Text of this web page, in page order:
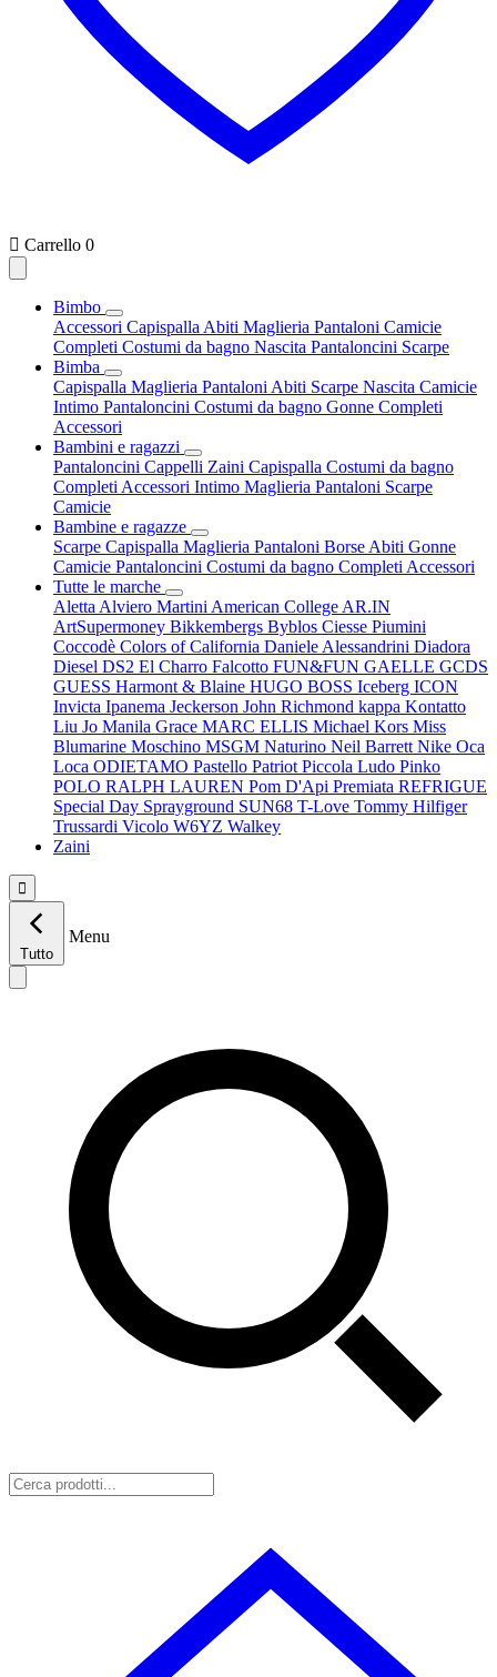
 Carrello 0
Bimbo
Accessori Capispalla Abiti Maglieria Pantaloni Camicie
Completi Costumi da bagno Nascita Pantaloncini Scarpe
Bimba
Capispalla Maglieria Pantaloni Abiti Scarpe Nascita Camicie
Intimo Pantaloncini Costumi da bagno Gonne Completi
Accessori
Bambini e ragazzi
Pantaloncini Cappelli Zaini Capispalla Costumi da bagno
Completi Accessori Intimo Maglieria Pantaloni Scarpe
Camicie
Bambine e ragazze
Scarpe Capispalla Maglieria Pantaloni Borse Abiti Gonne
Camicie Pantaloncini Costumi da bagno Completi Accessori
Tutte le marche
Aletta Alviero Martini American College AR.IN
ArtSupermoney Bikkembergs Byblos Ciesse Piumini
Coccodè Colors of California Daniele Alessandrini Diadora
Diesel DS2 El Charro Falcotto FUN&FUN GAELLE GCDS
GUESS Harmont & Blaine HUGO BOSS Iceberg ICON
Invicta Ipanema Jeckerson John Richmond kappa Kontatto
Liu Jo Manila Grace MARC ELLIS Michael Kors Miss
Blumarine Moschino MSGM Naturino Neil Barrett Nike Oca
Loca ODIETAMO Pastello Patriot Piccola Ludo Pinko
POLO RALPH LAUREN Pom D'Api Premiata REFRIGUE
Special Day Sprayground SUN68 T-Love Tommy Hilfiger
Trussardi Vicolo W6YZ Walkey
Zaini

Tutto
Menu